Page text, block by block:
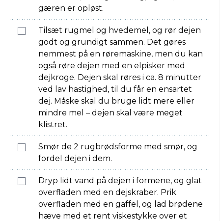
gæren er opløst.
Tilsæt rugmel og hvedemel, og rør dejen
godt og grundigt sammen. Det gøres
nemmest på en røremaskine, men du kan
også røre dejen med en elpisker med
dejkroge. Dejen skal røres i ca. 8 minutter
ved lav hastighed, til du får en ensartet
dej. Måske skal du bruge lidt mere eller
mindre mel – dejen skal være meget
klistret.
Smør de 2 rugbrødsforme med smør, og
fordel dejen i dem.
Dryp lidt vand på dejen i formene, og glat
overfladen med en dejskraber. Prik
overfladen med en gaffel, og lad brødene
hæve med et rent viskestykke over et